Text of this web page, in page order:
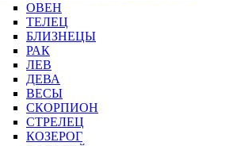
ОВЕН
ТЕЛЕЦ
БЛИЗНЕЦЫ
РАК
ЛЕВ
ДЕВА
ВЕСЫ
СКОРПИОН
СТРЕЛЕЦ
КОЗЕРОГ